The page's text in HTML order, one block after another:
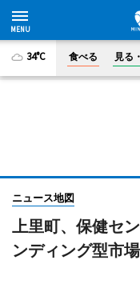
34°C 食べる 見る
ニュース地図
上里町、保健セ
ンディング型市